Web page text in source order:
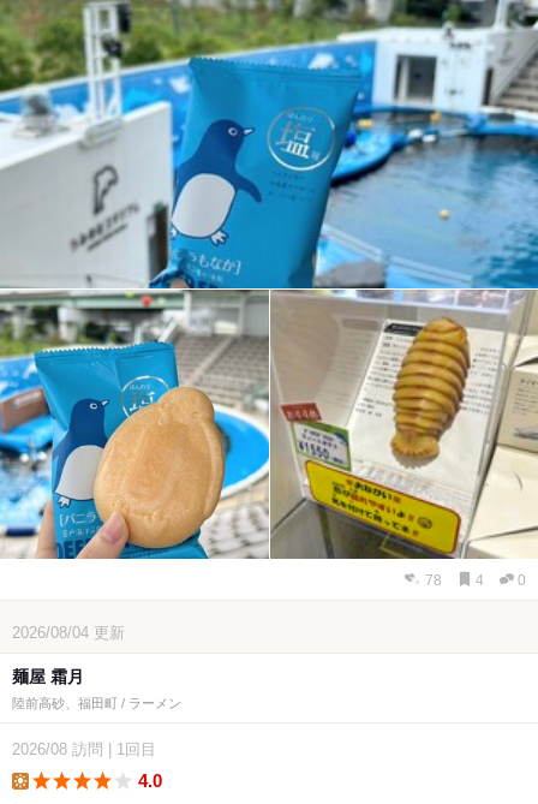
78 4 0
2026/08/04 更新
麺屋 霜月
陸前高砂、福田町 / ラーメン
2026/08 訪問 | 1回目
4.0